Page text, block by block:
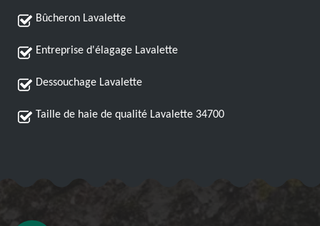
Bûcheron Lavalette
Entreprise d'élagage Lavalette
Dessouchage Lavalette
Taille de haie de qualité Lavalette 34700